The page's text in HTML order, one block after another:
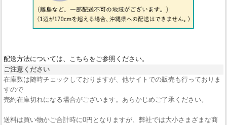
配送方法については、こちらをご参照ください。
ご注意ください
在庫数は随時チェックしておりますが、他サイトでの販売も行っておりま
すので
売約在庫切れになる場合がございます。あらかじめご了承ください。
送料は買い物かご合計時に0円となりますが、弊社では大小さまざまな商